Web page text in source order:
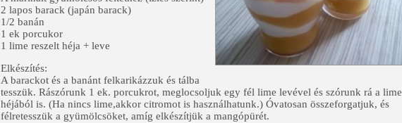
2 lapos barack (japán barack)
1/2 banán
1 ek porcukor
1 lime reszelt héja + leve
Elkészítés:
A barackot és a banánt felkarikázzuk és tálba
tesszük. Rászórunk 1 ek. porcukrot, meglocsoljuk egy fél lime levével és szórunk rá a lime
héjából is. (Ha nincs lime,akkor citromot is használhatunk.) Óvatosan összeforgatjuk, és
félretesszük a gyümölcsöket, amíg elkészítjük a mangópürét.